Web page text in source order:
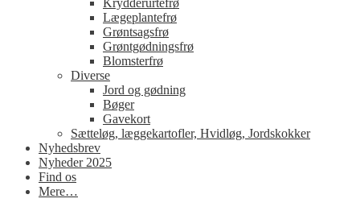
Krydderurtefrø
Lægeplantefrø
Grøntsagsfrø
Grøntgødningsfrø
Blomsterfrø
Diverse
Jord og gødning
Bøger
Gavekort
Sætteløg, læggekartofler, Hvidløg, Jordskokker
Nyhedsbrev
Nyheder 2025
Find os
Mere…